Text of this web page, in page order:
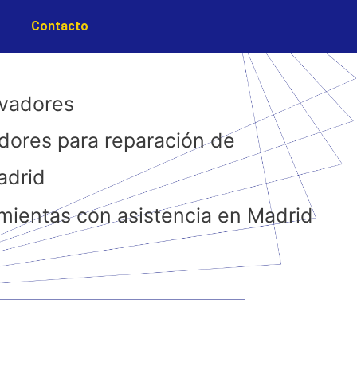
Contacto